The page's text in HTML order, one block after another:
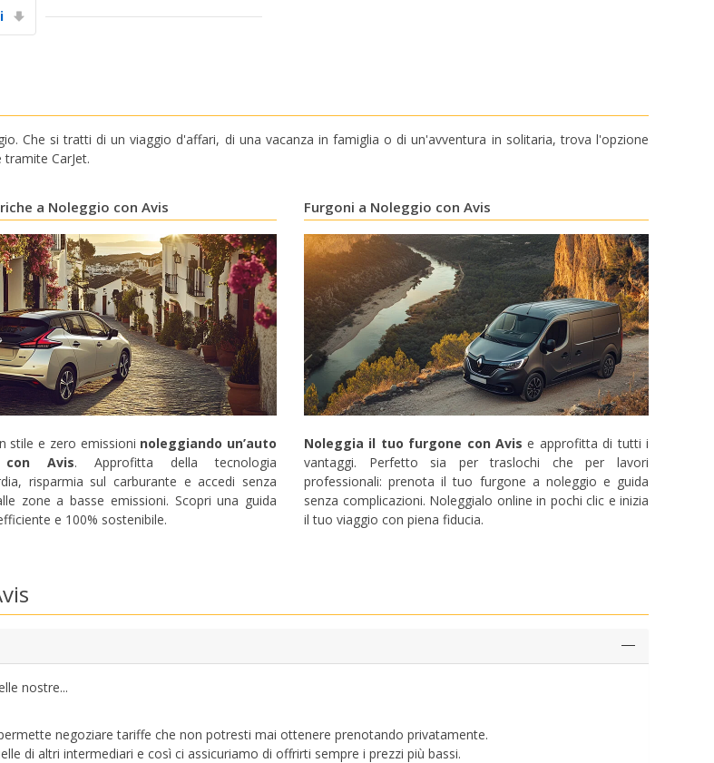
offerte esclusive dei nostri fornitori
Che si tratti di un viaggio d'affari, di una vacanza in famiglia o di un'avventura in solitaria, trova l'opzione
CarJet.
a Noleggio con Avis
stile e zero emissioni noleggiando un’auto
Avis. Approfitta della tecnologia
risparmia sul carburante e accedi senza
zone a basse emissioni. Scopri una guida
e 100% sostenibile.
Furgoni a Noleggio con Avis
Noleggia il tuo furgone con Avis e approfitta di tutti i
vantaggi. Perfetto sia per traslochi che per lavori
professionali: prenota il tuo furgone a noleggio e guida
senza complicazioni. Noleggialo online in pochi clic e inizia
il tuo viaggio con piena fiducia.
nostre...
negoziare tariffe che non potresti mai ottenere prenotando privatamente.
di altri intermediari e così ci assicuriamo di offrirti sempre i prezzi più bassi.